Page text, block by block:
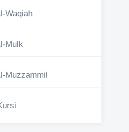
Waqiah
Mulk
Muzzammil